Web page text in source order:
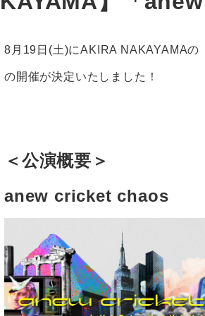
8月19日(土)にAKIRA NAKAYAMAの
の開催が決定いたしました！
＜公演概要＞
anew cricket chaos